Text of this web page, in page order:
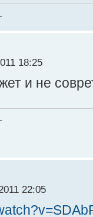
18:25
и не
22:05